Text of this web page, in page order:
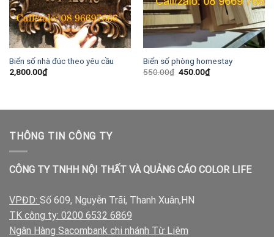
Biển số nhà đúc theo yêu cầu
2,800.00₫
Biển số phòng homestay
550.00₫ Giá
450.00₫Giá
hiện
THÔNG TIN CÔNG TY
CÔNG TY TNHH NỘI THẤT VÀ QUẢNG CÁO COLOR LIFE
VPĐD: Số 609, Nguyễn Trãi, Thanh Xuân,HN
TK công ty: 0200 6532 6869
Ngân Hàng Sacombank chi nhánh Từ Liêm